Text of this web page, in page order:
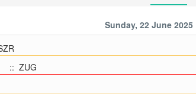
Sunday, 22 June 2025
:: ZUG